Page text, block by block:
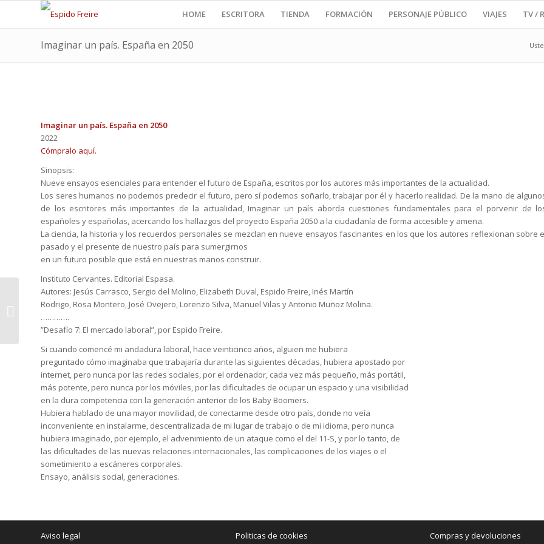
HOME ESCRITORA TIENDA FORMACIÓN PERSONAJE PÚBLICO VIAJES TV /
Imaginar un país. España en 2050
Imaginar un país. España en 2050
2022
Cómpralo aquí.
Sinopsis:
Nueve ensayos esenciales para entender el futuro de España, escritos por los autores más importantes de la actualidad.
Los seres humanos no podemos predecir el futuro, pero sí podemos soñarlo, trabajar por él y hacerlo realidad. De la mano de
de los escritores más importantes de la actualidad, Imaginar un país aborda cuestiones fundamentales para el porvenir de
españoles y españolas, acercando los hallazgos del proyecto España 2050 a la ciudadanía de forma accesible y amena.
La ciencia, la historia y los recuerdos personales se mezclan en nueve ensayos fascinantes en los que los autores reflexionan sobre
pasado y el presente de nuestro país para sumergirnos
en un futuro posible que está en nuestras manos construir.
Instituto Cervantes. Editorial Espasa.
Autores: Jesús Carrasco, Sergio del Molino, Elizabeth Duval, Espido Freire, Inés Martín
Rodrigo, Rosa Montero, José Ovejero, Lorenzo Silva, Manuel Vilas y Antonio Muñoz Molina.
………….
”Desafío 7: El mercado laboral”, por Espido Freire.
Si cuando comencé mi andadura laboral, hace veinticinco años, alguien me hubiera
preguntado cómo imaginaba que trabajaría durante las siguientes décadas, hubiera apostado por
internet, pero nunca por las redes sociales, por el ordenador, cada vez más pequeño, más portátil,
más potente, pero nunca por los móviles, por las dificultades de ocupar un espacio y una visibilidad
en la dura competencia con la generación anterior de los Baby Boomers.
Hubiera hablado de una mayor movilidad, de conectarme desde otro país, donde no veía
inconveniente en instalarme, descentralizada de mi lugar de trabajo o de mi idioma, pero nunca
hubiera imaginado, por ejemplo, el advenimiento de un ataque como el del 11-S, y por lo tanto, de
las dificultades de las nuevas relaciones internacionales, las complicaciones de los viajes o el
sometimiento a escáneres corporales.
Ensayo, análisis social, generaciones.
Aviso legal Politicas de cookies Compras y devoluciones
Minicuentos y
fulgores; Homenaje a
L. M. Díez y J. M.
Merino.